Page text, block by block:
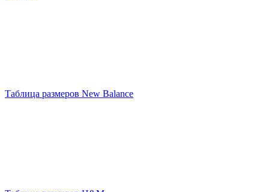
Таблица размеров New Balance